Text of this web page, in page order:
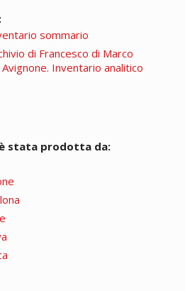
sommario
di Francesco di Marco
Inventario analitico
stata prodotta da: